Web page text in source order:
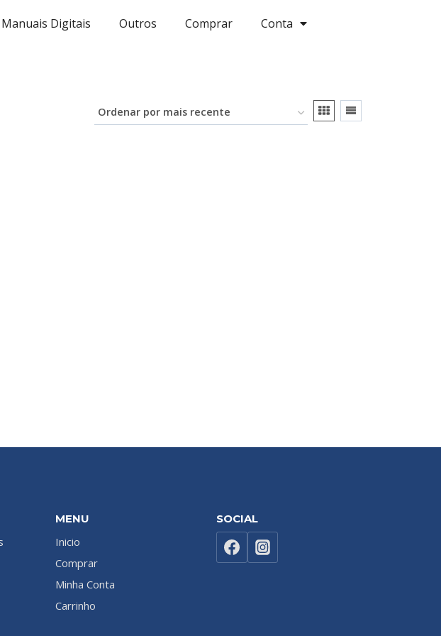
Manuais Digitais Outros Comprar Conta
MENU
Inicio
Comprar
Minha Conta
Carrinho
SOCIAL